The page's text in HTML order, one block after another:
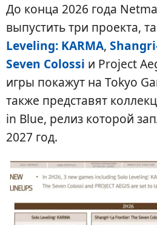
До конца 2026 года
выпустить три проекта,
Leveling: KARMA,
Seven Colossi и Project
игры покажут на Tokyo
также представят
in Blue, релиз которой
2027 год.